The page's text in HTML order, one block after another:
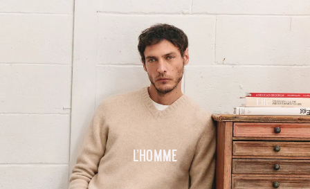
L'homme